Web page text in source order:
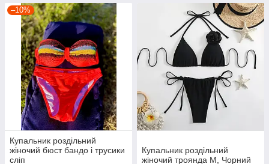
–10%
Купальник роздільний
жіночий бюст бандо і трусики
сліп
Купальник роздільний
жіночий троянда M, Чорний